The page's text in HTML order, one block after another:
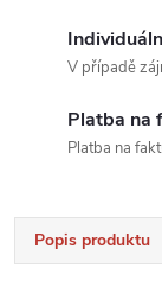
V případě
Platba na
Platba na
Popis produktu